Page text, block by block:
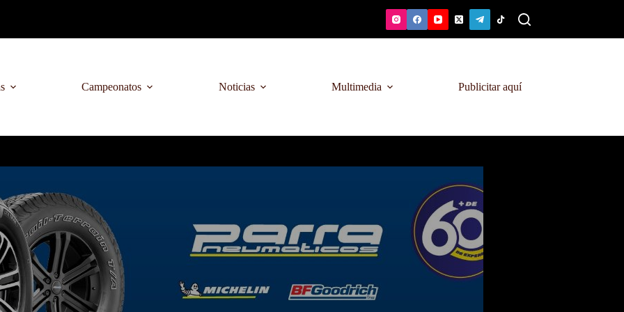
Campeonatos Noticias Multimedia Publicitar aquí